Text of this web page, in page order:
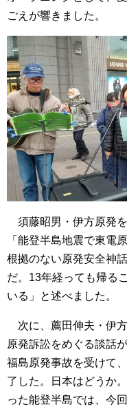
ごえが響きました。
須藤昭男・伊方原発
「能登半島地震で東電
根拠のない原発安全神
だ。13年経っても帰る
いる」と述べました。
次に、薦田伸夫・伊
原発訴訟をめぐる談話
福島原発事故を受けて
了した。日本はどうか
った能登半島では、今